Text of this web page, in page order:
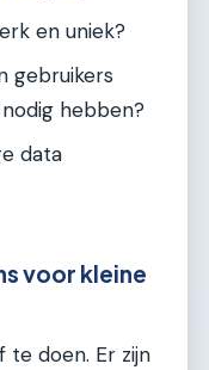
en uniek?
gebruikers
hebben?
data
voor kleine
doen. Er zijn